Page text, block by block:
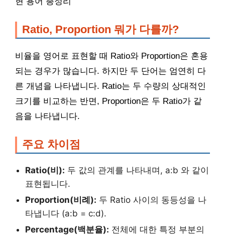
Ratio, Proportion 뭐가 다를까?
비율을 영어로 표현할 때 Ratio와 Proportion은 혼용
되는 경우가 많습니다. 하지만 두 단어는 엄연히 다
른 개념을 나타냅니다. Ratio는 두 수량의 상대적인
크기를 비교하는 반면, Proportion은 두 Ratio가 같
음을 나타냅니다.
주요 차이점
Ratio(비): 두 값의 관계를 나타내며, a:b 와 같이
표현됩니다.
Proportion(비례): 두 Ratio 사이의 동등성을 나
타냅니다 (a:b = c:d).
Percentage(백분율): 전체에 대한 특정 부분의